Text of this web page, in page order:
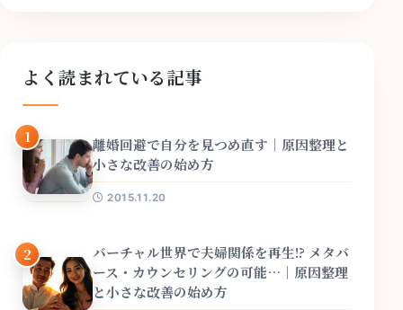
よく読まれている記事
1
離婚回避で自分を見つめ直す｜原因整理と
小さな改善の始め方
2015.11.20
2
バーチャル世界で夫婦関係を再生!? メタバ
ース・カウンセリングの可能…｜原因整理
と小さな改善の始め方